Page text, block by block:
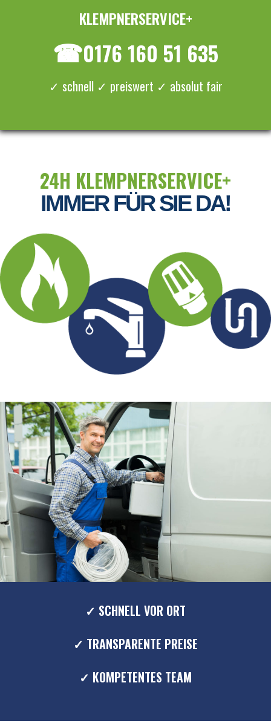
KLEMPNERSERVICE+
☎0176 160 51 635
✓ schnell ✓ preiswert ✓ absolut fair
24H KLEMPNERSERVICE+
IMMER FÜR SIE DA!
✓ SCHNELL VOR ORT
✓ TRANSPARENTE PREISE
✓ KOMPETENTES TEAM